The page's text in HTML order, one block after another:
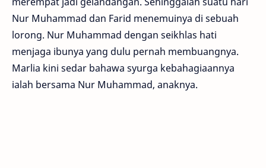
Nur Muhammad dan Farid menemuinya di sebuah
lorong. Nur Muhammad dengan seikhlas hati
menjaga ibunya yang dulu pernah membuangnya.
Marlia kini sedar bahawa syurga kebahagiaannya
ialah bersama Nur Muhammad, anaknya.